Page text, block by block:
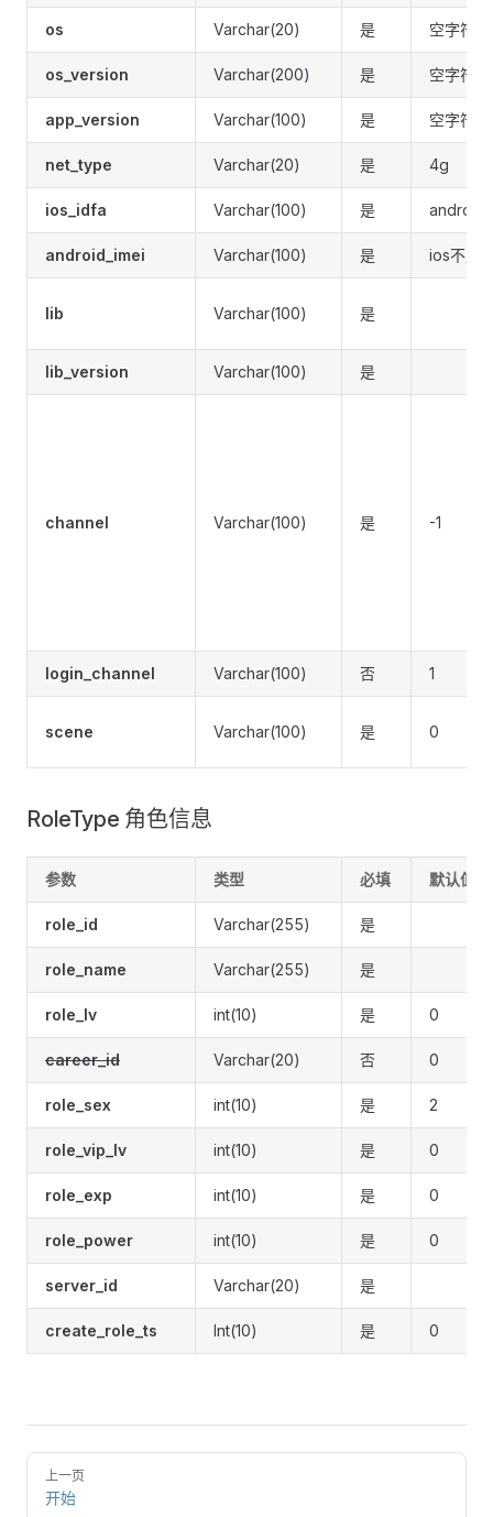
os Varchar(20) 是 空字符串
os_version Varchar(200) 是 空字符串
app_version Varchar(100) 是 空字符串
net_type Varchar(20) 是 4g
ios_idfa Varchar(100) 是 android
android_imei Varchar(100) 是 ios不用
lib Varchar(100) 是
lib_version Varchar(100) 是
channel Varchar(100) 是 -1
login_channel Varchar(100) 否 1
scene Varchar(100) 是 0
RoleType 角色信息
参数 类型 必填 默认值
role_id Varchar(255) 是
role_name Varchar(255) 是
role_lv int(10) 是 0
career_id Varchar(20) 否 0
role_sex int(10) 是 2
role_vip_lv int(10) 是 0
role_exp int(10) 是 0
role_power int(10) 是 0
server_id Varchar(20) 是
create_role_ts Int(10) 是 0
上一页
开始